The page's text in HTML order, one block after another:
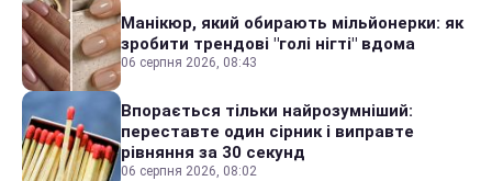
Манікюр, який обирають мільйонерки: як
зробити трендові "голі нігті" вдома
06 серпня 2026, 08:43
Впорається тільки найрозумніший:
переставте один сірник і виправте
рівняння за 30 секунд
06 серпня 2026, 08:02